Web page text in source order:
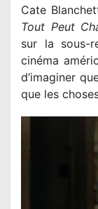
Cate
Tout Peut
sur la sous-
cinéma
d’imaginer
que les